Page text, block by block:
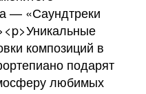
— «Саундтреки
композиций в
подарят
любимых